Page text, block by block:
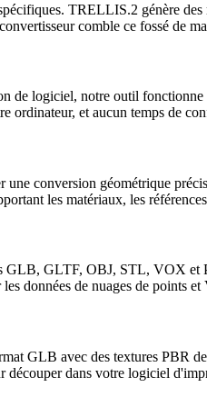
TRELLIS.2 génère
comble ce fossé de
de logiciel, notre outil
et aucun temps de
conversion géométrique
les matériaux, les
GLB, GLTF, OBJ, STL, VOX
données de nuages de points
GLB avec des textures PBR
dans votre logiciel